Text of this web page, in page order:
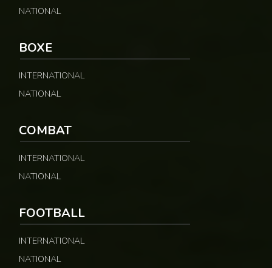
NATIONAL
BOXE
INTERNATIONAL
NATIONAL
COMBAT
INTERNATIONAL
NATIONAL
FOOTBALL
INTERNATIONAL
NATIONAL